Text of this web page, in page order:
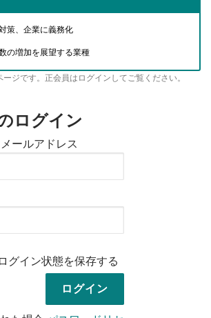
策、企業に義務化
の増加を展望する業種
ジです。正会員はログインしてご覧ください。
ログイン
ールアドレス
ログイン状態を保存する